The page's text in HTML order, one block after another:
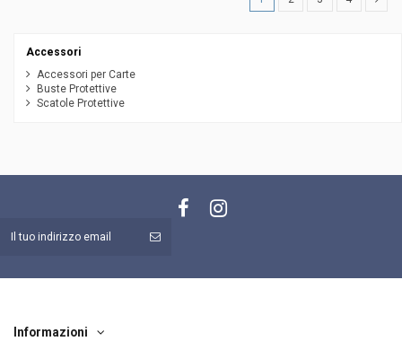
Accessori
Accessori per Carte
Buste Protettive
Scatole Protettive
Informazioni